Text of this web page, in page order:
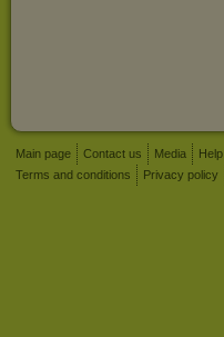
Main page Contact us Media Help
Terms and conditions
Privacy policy